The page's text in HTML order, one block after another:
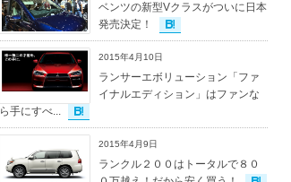
ベンツの新型Vクラスがついに日本
発売決定！
2015年4月10日
ランサーエボリューション「ファ
イナルエディション」はファンな
ら手にすべ...
2015年4月9日
ランクル２００はトータルで８０